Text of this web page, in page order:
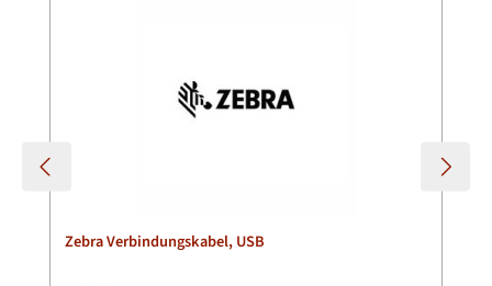
Zebra Verbindungskabel, USB